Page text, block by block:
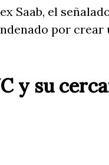
Saab, el
por crear
y su